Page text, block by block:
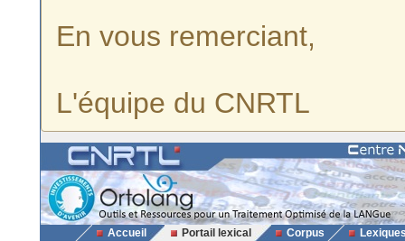
En vous remerciant,
L'équipe du CNRTL
Accueil Portail lexical Corpus